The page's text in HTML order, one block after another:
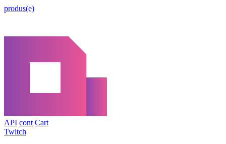
produs(e)
API cont Cart
Twitch